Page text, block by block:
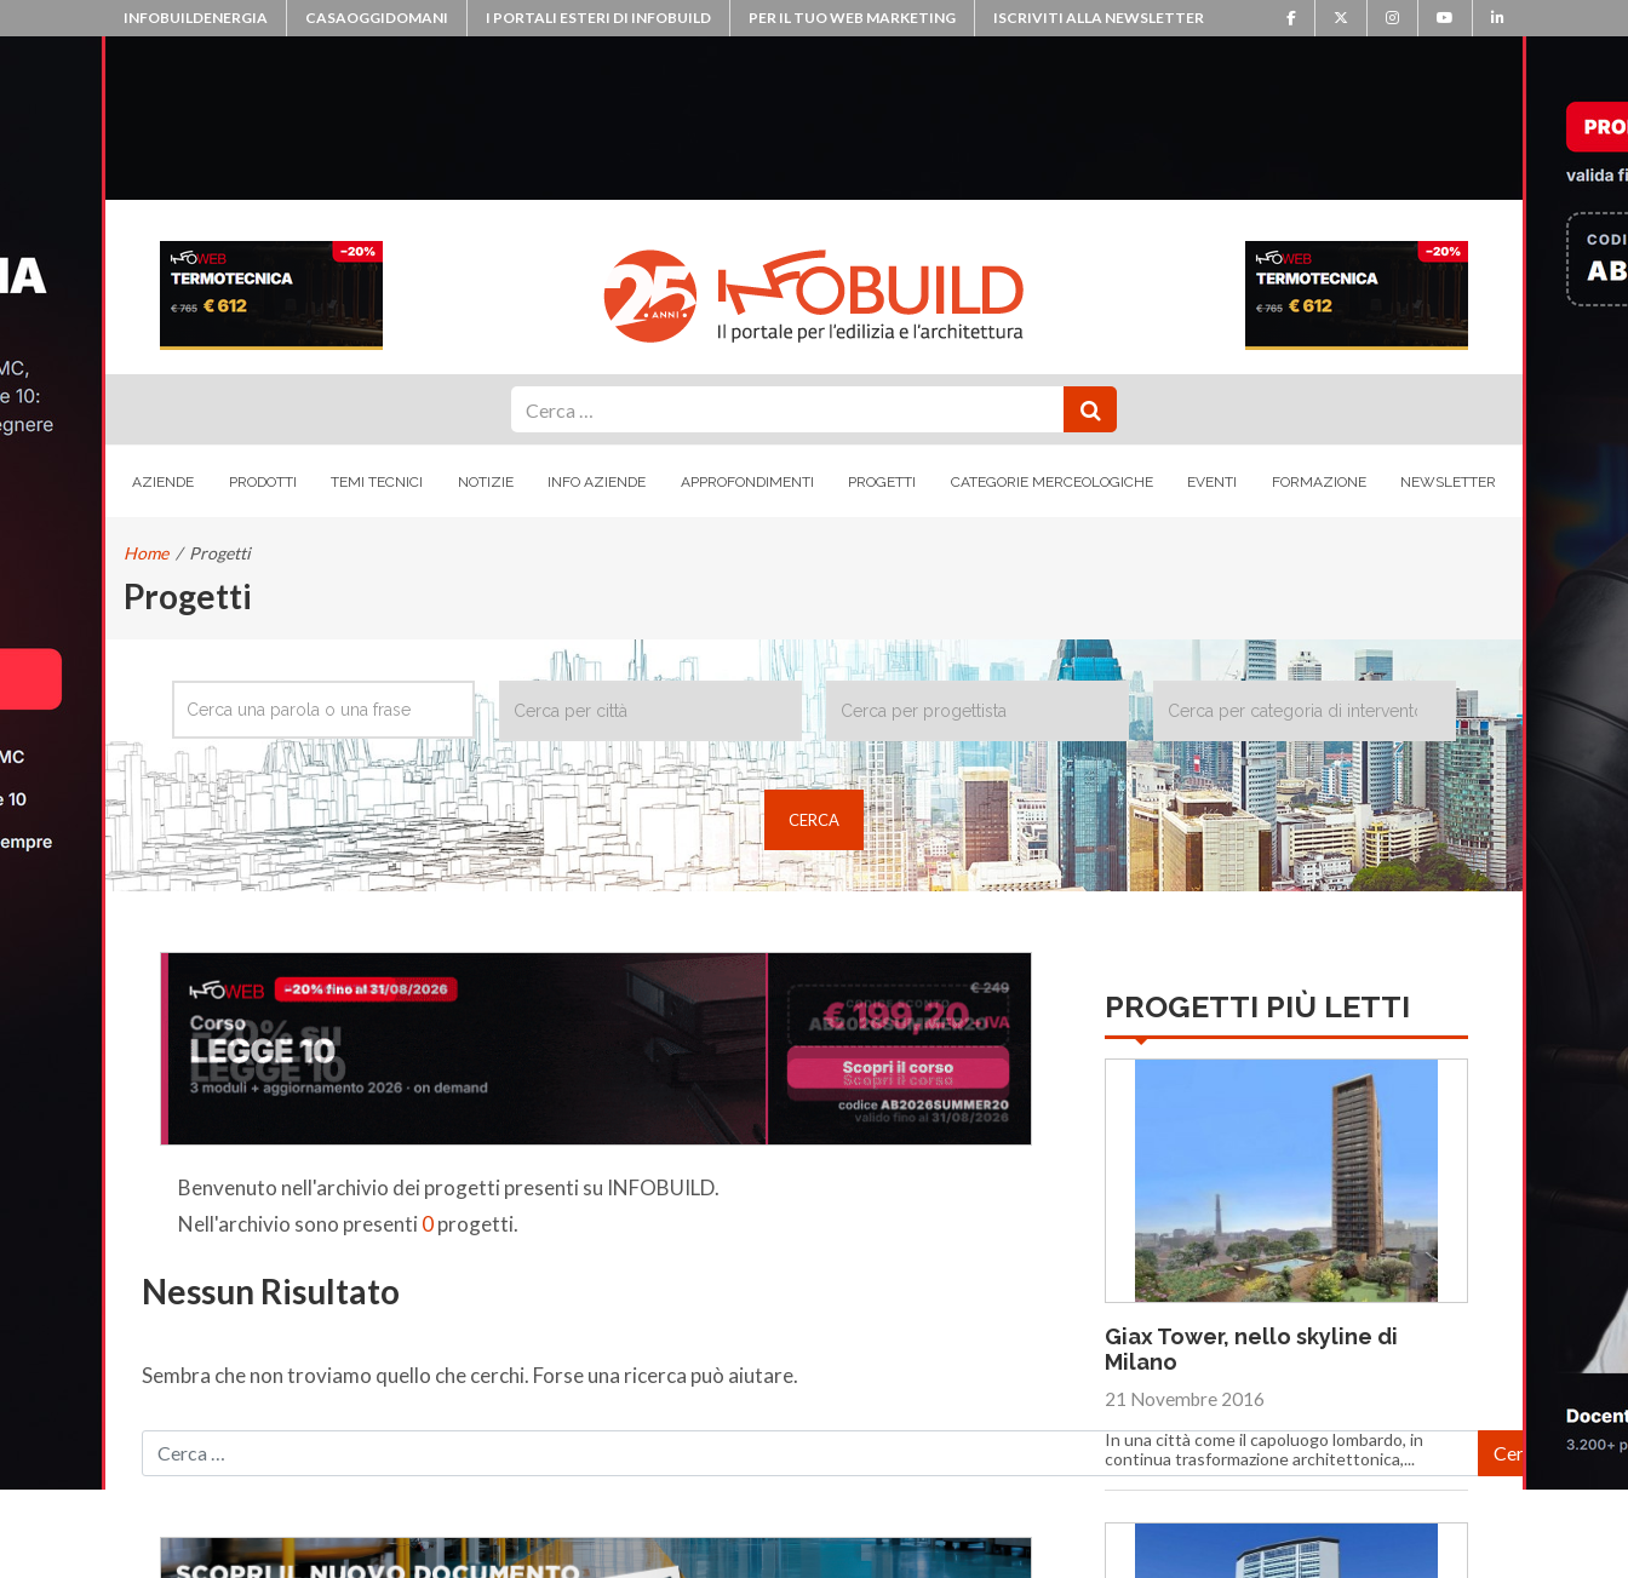
INFOBUILDENERGIA CASAOGGIDOMANI I PORTALI ESTERI DI INFOBUILD PER IL TUO WEB MARKETING ISCRIVITI ALLA NEWSLETTER
AZIENDE PRODOTTI TEMI TECNICI NOTIZIE INFO AZIENDE APPROFONDIMENTI PROGETTI CATEGORIE MERCEOLOGICHE EVENTI FORMAZIONE NEWSLETTER
Home / Progetti
Progetti
Benvenuto nell'archivio dei progetti presenti su INFOBUILD.
Nell'archivio sono presenti 0progetti.
Nessun Risultato
Sembra che non troviamo quello che cerchi. Forse una ricerca può aiutare.
PROGETTI PIÙ LETTI
Giax Tower, nello skyline di
Milano
21 Novembre 2016
In una città come il capoluogo lombardo, in
continua trasformazione architettonica,...